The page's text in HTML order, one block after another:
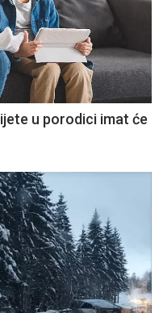
u porodici imat će